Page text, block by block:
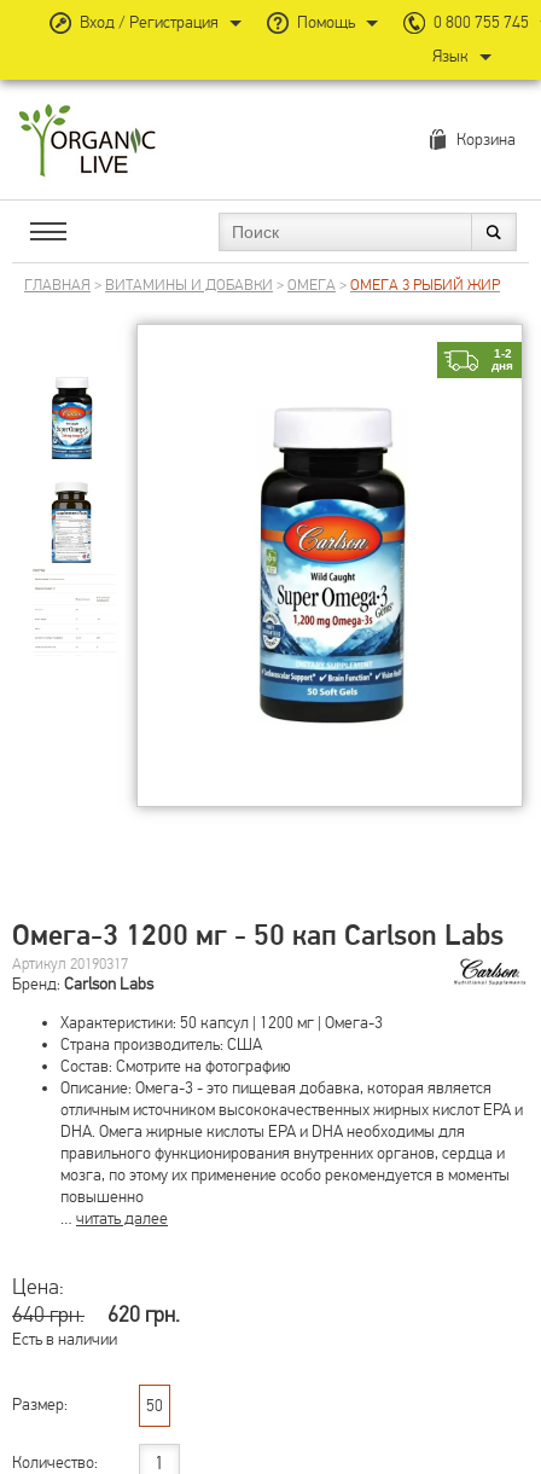
Корзина
ГЛАВНАЯ > ВИТАМИНЫ И ДОБАВКИ >ОМЕГА>ОМЕГА 3 РЫБИЙ ЖИР
1-2
дня
Омега-3 1200 мг - 50 кап Carlson Labs
Артикул 20190317
Бренд: Carlson Labs
Характеристики: 50 капсул | 1200 мг | Омега-3
Страна производитель: США
Состав: Смотрите на фотографию
Описание: Омега-3 - это пищевая добавка, которая является
отличным источником высококачественных жирных кислот EPA и
DHA. Омега жирные кислоты EPA и DHA необходимы для
правильного функционирования внутренних органов, сердца и
мозга, по этому их применение особо рекомендуется в моменты
повышенно
… читать далее
Цена:
640 грн.
620 грн.
Есть в наличии
Размер: 50
Количество:
Вход / Регистрация Помощь
0 800 755 745
Язык